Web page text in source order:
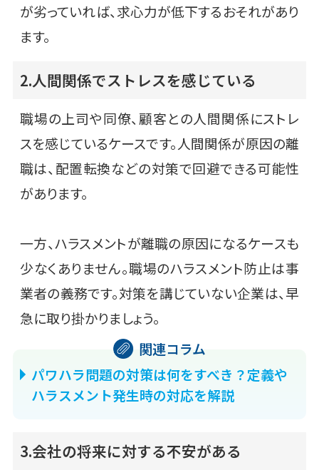
が劣っていれば、求心力が低下するおそれがあり
ます。
2.人間関係でストレスを感じている
職場の上司や同僚、顧客との人間関係にストレ
スを感じているケースです。人間関係が原因の離
職は、配置転換などの対策で回避できる可能性
があります。
一方、ハラスメントが離職の原因になるケースも
少なくありません。職場のハラスメント防止は事
業者の義務です。対策を講じていない企業は、早
急に取り掛かりましょう。
パワハラ問題の対策は何をすべき？定義や
ハラスメント発生時の対応を解説
3.会社の将来に対する不安がある